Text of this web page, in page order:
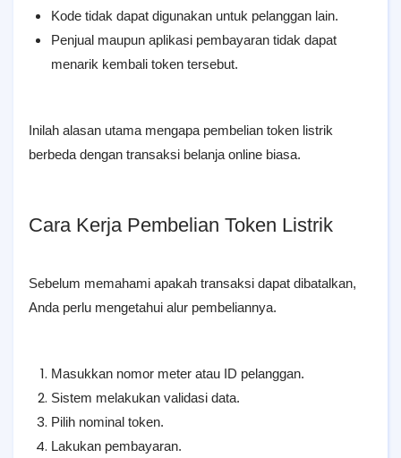
Kode tidak dapat digunakan untuk pelanggan lain.
Penjual maupun aplikasi pembayaran tidak dapat
menarik kembali token tersebut.
Inilah alasan utama mengapa pembelian token listrik
berbeda dengan transaksi belanja online biasa.
Cara Kerja Pembelian Token Listrik
Sebelum memahami apakah transaksi dapat dibatalkan,
Anda perlu mengetahui alur pembeliannya.
Masukkan nomor meter atau ID pelanggan.
Sistem melakukan validasi data.
Pilih nominal token.
Lakukan pembayaran.